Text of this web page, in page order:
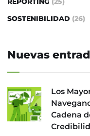
SOSTENIBILIDAD (26)
Nuevas
Los
Cadena